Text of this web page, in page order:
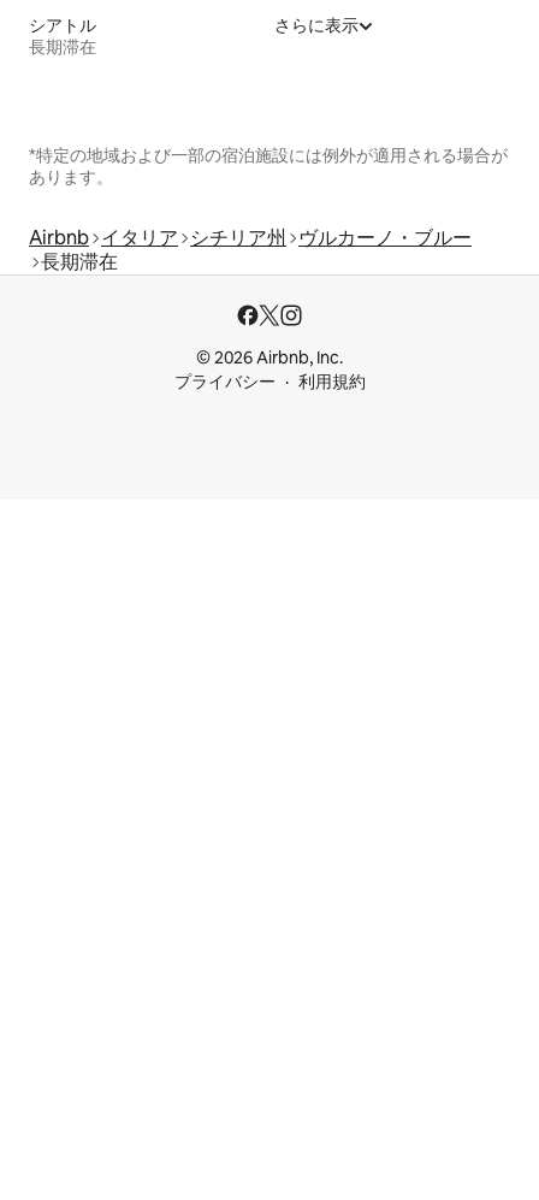
シアトル
長期滞在
さらに表示
*特定の地域および一部の宿泊施設には例外が適用される場合が
あります。
Airbnb イタリア シチリア州
ヴルカーノ・ブルー
長期滞在
© 2026 Airbnb, Inc.
プライバシー
利用規約